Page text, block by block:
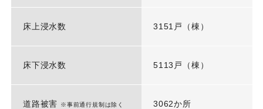
床上浸水数 3151戸（棟）
床下浸水数 5113戸（棟）
道路被害 ※事前通行規制は除く 3062か所